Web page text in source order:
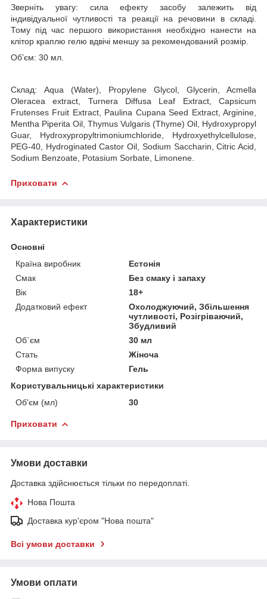
Зверніть увагу: сила ефекту засобу залежить від
індивідуальної чутливості та реакції на речовини в складі.
Тому під час першого використання необхідно нанести на
клітор краплю гелю вдвічі меншу за рекомендований розмір.
Об’єм: 30 мл.
Склад: Aqua (Water), Propylene Glycol, Glycerin, Acmella
Oleracea extract, Turnera Diffusa Leaf Extract, Capsicum
Frutenses Fruit Extract, Paulina Cupana Seed Extract, Arginine,
Mentha Piperita Oil, Thymus Vulgaris (Thyme) Oil, Hydroxypropyl
Guar, Hydroxypropyltrimoniumchloride, Hydroxyethylcellulose,
PEG-40, Hydroginated Castor Oil, Sodium Saccharin, Citric Acid,
Sodium Benzoate, Potasium Sorbate, Limonene.
Приховати
Характеристики
Основні
Країна виробник
Естонія
Смак
Без смаку і запаху
Вік
18+
Додатковий ефект
Охолоджуючий, Збільшення
чутливості, Розігріваючий,
Збудливий
Об`єм
30 мл
Стать
Жіноча
Форма випуску
Гель
Користувальницькі характеристики
Об'єм (мл)
30
Приховати
Умови доставки
Доставка здійснюється тільки по передоплаті.
Нова Пошта
Доставка кур'єром "Нова пошта"
Всі умови доставки
Умови оплати